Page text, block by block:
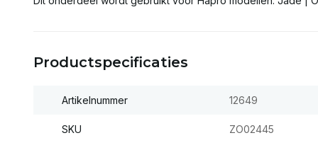
Productspecificaties
Artikelnummer 12649
SKU ZO02445